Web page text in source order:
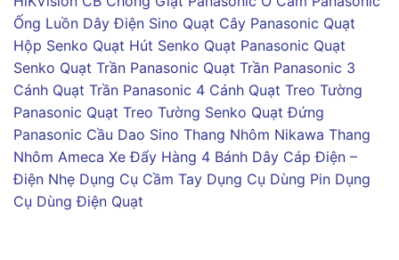
Ống Luồn Dây Điện Sino Quạt Cây Panasonic Quạt
Hộp Senko Quạt Hút Senko Quạt Panasonic Quạt
Senko Quạt Trần Panasonic Quạt Trần Panasonic 3
Cánh Quạt Trần Panasonic 4 Cánh Quạt Treo Tường
Panasonic Quạt Treo Tường Senko Quạt Đứng
Panasonic Cầu Dao Sino Thang Nhôm Nikawa Thang
Nhôm Ameca Xe Đẩy Hàng 4 Bánh Dây Cáp Điện –
Điện Nhẹ Dụng Cụ Cầm Tay Dụng Cụ Dùng Pin Dụng
Cụ Dùng Điện Quạt